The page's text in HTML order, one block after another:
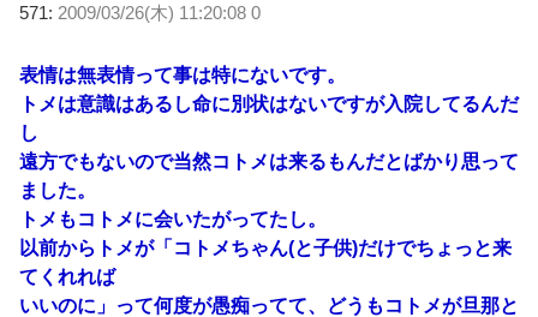
571: 2009/03/26(木) 11:20:08 0
表情は無表情って事は特にないです。
トメは意識はあるし命に別状はないですが入院してるんだ
し
遠方でもないので当然コトメは来るもんだとばかり思って
ました。
トメもコトメに会いたがってたし。
以前からトメが「コトメちゃん(と子供)だけでちょっと来
てくれれば
いいのに」って何度が愚痴ってて、どうもコトメが旦那と